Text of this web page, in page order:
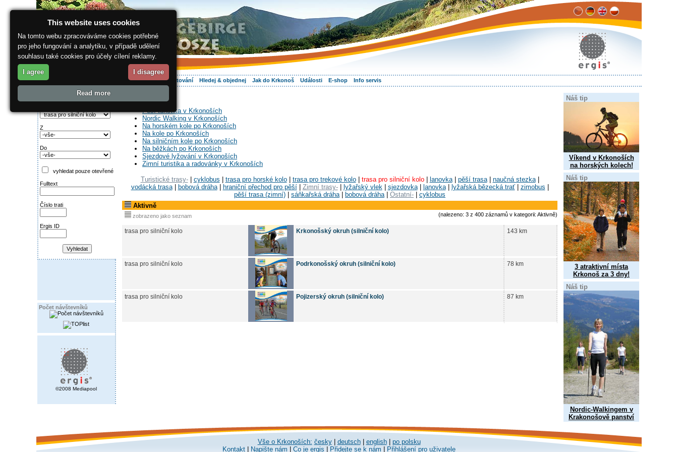
O regionu Vaše dovolená Ubytování Hledej & objednej Jak do Krkonoš Události E-shop Info servis
Najděte si:
Z
Do
vyhledat pouze otevřené
Fulltext
Číslo trati
Ergis ID
Počet návštevníků
©2008 Mediapool
Pěší turistika v Krkonoších
Nordic Walking v Krkonoších
Na horském kole po Krkonoších
Na kole po Krkonoších
Na silničním kole po Krkonoších
Na běžkách po Krkonoších
Sjezdové lyžování v Krkonoších
Zimní turistika a radovánky v Krkonoších
Turistické trasy-| cyklobus trasa pro horské kolo| trasa pro trekové kolo| trasa pro silniční kolo| lanovka| pěší trasa| naučná stezka|
vodácká trasa| bobová dráha| hraniční přechod pro pěší| Zimní trasy-| lyžařský vlek| sjezdovka| lanovka| lyžařská bězecká trať| zimobus
pěší trasa (zimní)
sáňkařská dráha| bobová dráha| Ostatní-
cyklobus
Aktivně
zobrazeno jako seznam (nalezeno: 3 z 400 záznamů v kategorii: Aktivně)
trasa pro silniční kolo Krkonošský okruh (silniční kolo) 143 km
trasa pro silniční kolo Podrkonošský okruh (silniční kolo) 78 km
trasa pro silniční kolo Pojizerský okruh (silniční kolo) 87 km
Náš tip
Víkend v Krkonoších
na horských kolech!
Náš tip
3 atraktivní místa
Krkonoš za 3 dny!
Náš tip
Nordic-Walkingem v
Krakonošově panství
Vše o Krkonoších: česky| deutsch| english| po polsku
Kontakt
Napište nám Co je ergis Přidejte se k nám Přihlášení pro uživatele
This website uses cookies
Na tomto webu zpracováváme cookies potřebné
pro jeho fungování a analytiku, v případě udělení
souhlasu také cookies pro účely cílení reklamy.
I agree I disagree
Read more